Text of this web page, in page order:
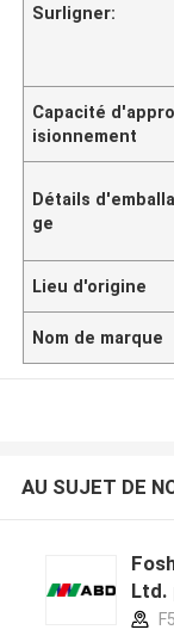
Surligner:
Capacité
isionnement
Détails d'emballa
ge
Lieu d'origine
Nom de marque
AU SUJET DE
Ltd.